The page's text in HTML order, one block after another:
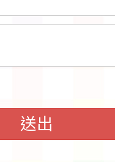
參觀特色
計畫」
送出